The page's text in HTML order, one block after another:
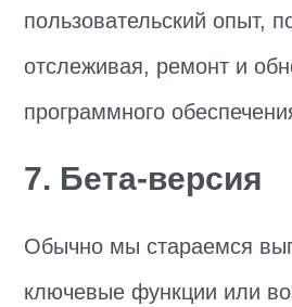
пользовательский опыт,
отслеживая, ремонт и
программного
7. Бета-версия
Обычно мы стараемся
ключевые функции или